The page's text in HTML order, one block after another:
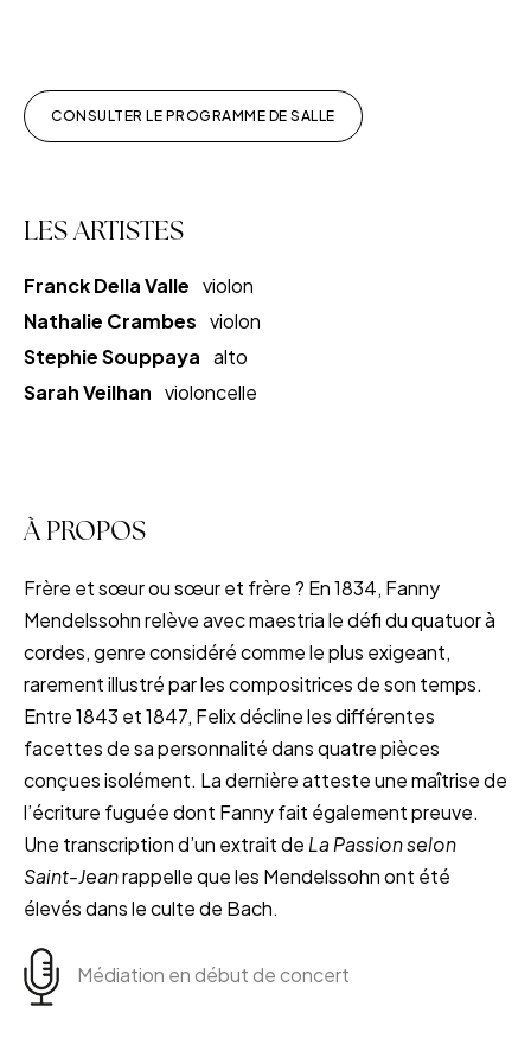
CONSULTER LE PROGRAMME DE SALLE
LES ARTISTES
Franck Della Valle violon
Nathalie Crambes violon
Stephie Souppaya alto
Sarah Veilhan violoncelle
À PROPOS
Frère et sœur ou sœur et frère ? En 1834, Fanny
Mendelssohn relève avec maestria le défi du quatuor à
cordes, genre considéré comme le plus exigeant,
rarement illustré par les compositrices de son temps.
Entre 1843 et 1847, Felix décline les différentes
facettes de sa personnalité dans quatre pièces
conçues isolément. La dernière atteste une maîtrise de
l’écriture fuguée dont Fanny fait également preuve.
Une transcription d’un extrait de La Passion selon
Saint-Jeanrappelle que les Mendelssohn ont été
élevés dans le culte de Bach.
Médiation en début de concert